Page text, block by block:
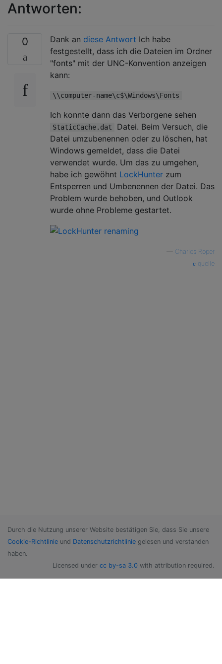
Antworten:
0 Dank an diese Antwort Ich habe
festgestellt, dass ich die Dateien im Ordner
"fonts" mit der UNC-Konvention anzeigen
kann:
\\computer-name\c$\Windows\Fonts
Ich konnte dann das Verborgene sehen
StaticCache.dat
Datei. Beim Versuch, die
Datei umzubenennen oder zu löschen, hat
Windows gemeldet, dass die Datei
verwendet wurde. Um das zu umgehen,
habe ich gewöhnt LockHunter zum
Entsperren und Umbenennen der Datei. Das
Problem wurde behoben, und Outlook
wurde ohne Probleme gestartet.
Charles Roper
quelle
Durch die Nutzung unserer Website bestätigen Sie, dass Sie unsere
Cookie-Richtlinie und Datenschutzrichtlinie gelesen und verstanden
haben.
Licensed under cc by-sa 3.0 with attribution required.